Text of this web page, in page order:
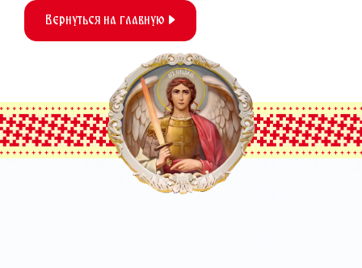
Вернуться на главную